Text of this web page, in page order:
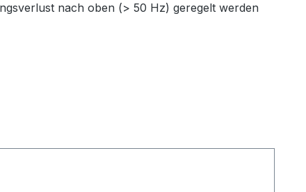
nach oben (> 50 Hz) geregelt werden